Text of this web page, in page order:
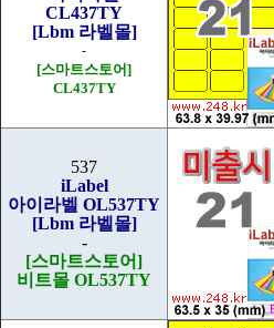
CL437TY
[Lbm 라벨몰]
-
[스마트스토어]
CL437TY
537
iLabel
아이라벨 OL537TY
[Lbm 라벨몰]
-
[스마트스토어]
비트몰 OL537TY